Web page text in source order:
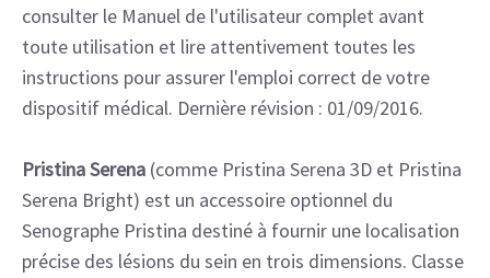
consulter le Manuel de l'utilisateur complet avant
toute utilisation et lire attentivement toutes les
instructions pour assurer l'emploi correct de votre
dispositif médical. Dernière révision : 01/09/2016.
Pristina Serena (comme Pristina Serena 3D et Pristina
Serena Bright) est un accessoire optionnel du
Senographe Pristina destiné à fournir une localisation
précise des lésions du sein en trois dimensions. Classe